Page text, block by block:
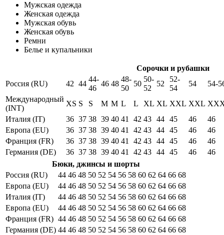
Мужская одежда
Женская одежда
Мужская обувь
Женская обувь
Ремни
Белье и купальники
Сорочки и рубашки
Россия (RU)
42 44
44-
46
46 48
48-
50
50
50-
52
52
52-
54
54
54-
Международный
(INT)
XS S S M M L L XL XL XXL XXL
Италия (IT)
36 37 38 39 40 41 42 43 44 45 46
46
Европа (EU)
36 37 38 39 40 41 42 43 44 45 46
46
Франция (FR)
36 37 38 39 40 41 42 43 44 45 46
46
Германия (DE)
36 37 38 39 40 41 42 43 44 45 46
46
Бюки, джинсы и шорты
Россия (RU)
44 46 48 50 52 54 56 58 60 62 64 66 68
Европа (EU)
44 46 48 50 52 54 56 58 60 62 64 66 68
Италия (IT)
44 46 48 50 52 54 56 58 60 62 64 66 68
Европа (EU)
44 46 48 50 52 54 56 58 60 62 64 66 68
Франция (FR) 44 46 48 50 52 54 56 58 60 62 64 66 68
Германия (DE) 44 46 48 50 52 54 56 58 60 62 64 66 68